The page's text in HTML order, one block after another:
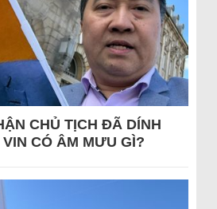
CHỦ TỊCH ĐÃ DÍNH
CÓ ÂM MƯU GÌ?